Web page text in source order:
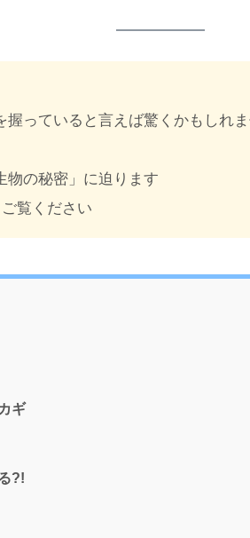
握っていると言えば驚くかもしれ
物の秘密」に迫ります
覧ください
ギ
?!